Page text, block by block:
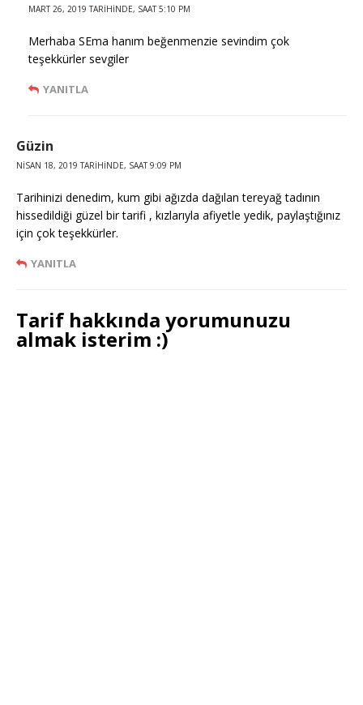
MART 26, 2019 TARIHINDE, SAAT 5:10 PM
Merhaba SEma hanım beğenmenzie sevindim çok
teşekkürler sevgiler
YANITLA
Güzin
NISAN 18, 2019 TARIHINDE, SAAT 9:09 PM
Tarihinizi denedim, kum gibi ağızda dağılan tereyağ tadının
hissedildiği güzel bir tarifi , kızlarıyla afiyetle yedik, paylaştığınız
için çok teşekkürler.
YANITLA
Tarif hakkında yorumunuzu
almak isterim :)